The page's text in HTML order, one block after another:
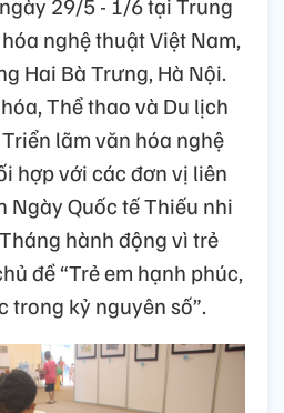
29/5 - 1/6 tại Trung
nghệ thuật Việt Nam,
Hai Bà Trưng, Hà Nội.
Thể thao và Du lịch
lãm văn hóa nghệ
hợp với các đơn vị liên
Ngày Quốc tế Thiếu nhi
hành động vì trẻ
đề “Trẻ em hạnh phúc,
trong kỷ nguyên số”.